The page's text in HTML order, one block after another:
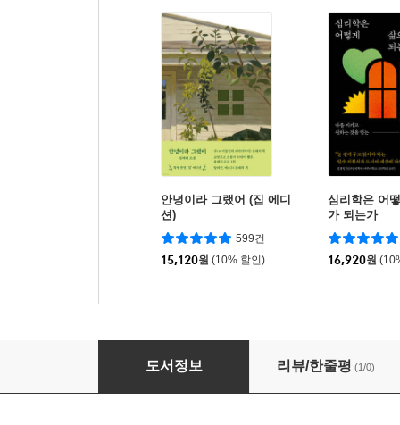
안녕이라 그랬어 (집 에디
션)
599건
15,120원 (10% 할인)
심리학은 어
가 되는가
16,920원
발 빠진 쥐의 서브웨이 라이프
도서정보 리뷰/한줄평 (1/0)